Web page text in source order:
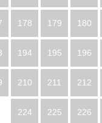
178 179 180
194 195 196
210 211 212
224 225 226